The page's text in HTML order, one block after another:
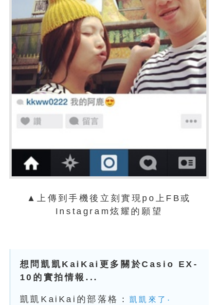
▲上傳到手機後立刻實現po上FB或
Instagram炫耀的願望
想問凱凱KaiKai更多關於Casio EX-
10的實拍情報...
凱凱KaiKai的部落格：
凱凱來了‧